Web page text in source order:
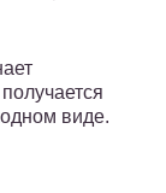
виде.